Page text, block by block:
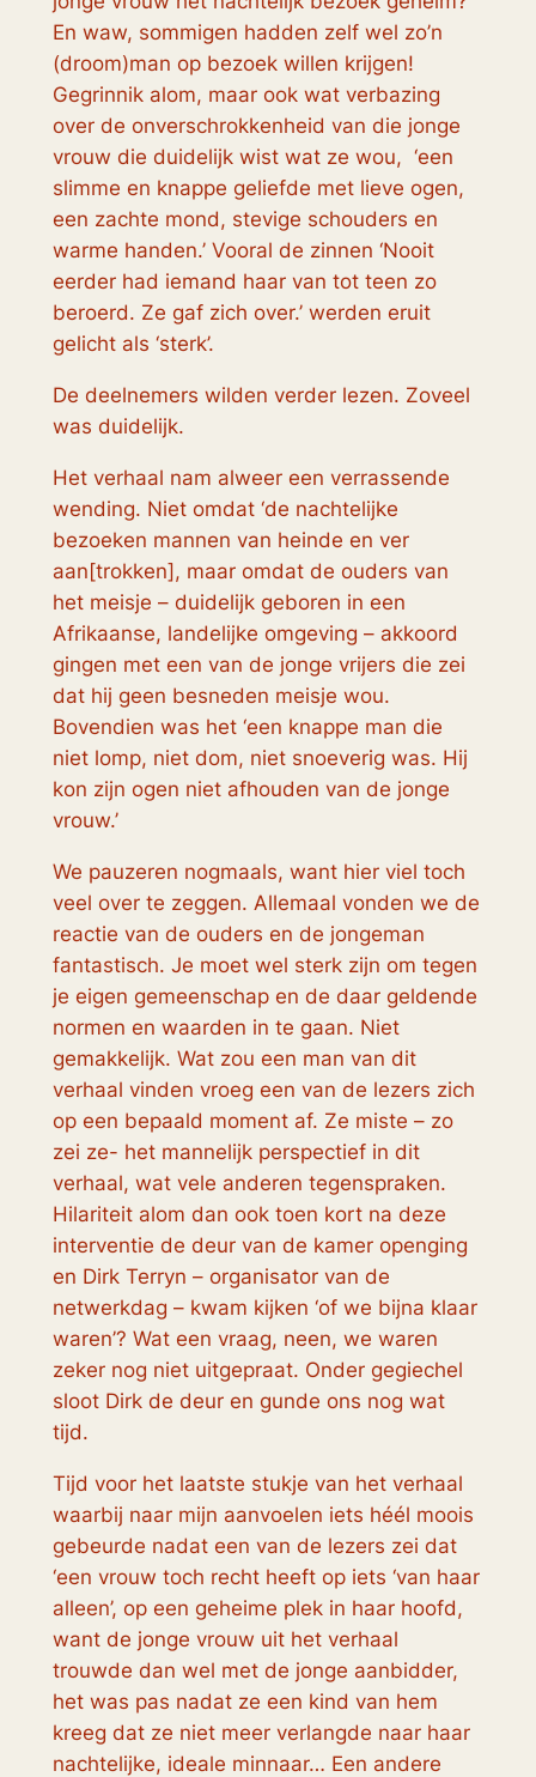
En waw, sommigen hadden zelf wel zo’n
(droom)man op bezoek willen krijgen!
Gegrinnik alom, maar ook wat verbazing
over de onverschrokkenheid van die jonge
vrouw die duidelijk wist wat ze wou, ‘een
slimme en knappe geliefde met lieve ogen,
een zachte mond, stevige schouders en
warme handen.’ Vooral de zinnen ‘Nooit
eerder had iemand haar van tot teen zo
beroerd. Ze gaf zich over.’ werden eruit
gelicht als ‘sterk’.
De deelnemers wilden verder lezen. Zoveel
was duidelijk.
Het verhaal nam alweer een verrassende
wending. Niet omdat ‘de nachtelijke
bezoeken mannen van heinde en ver
aan[trokken], maar omdat de ouders van
het meisje – duidelijk geboren in een
Afrikaanse, landelijke omgeving – akkoord
gingen met een van de jonge vrijers die zei
dat hij geen besneden meisje wou.
Bovendien was het ‘een knappe man die
niet lomp, niet dom, niet snoeverig was. Hij
kon zijn ogen niet afhouden van de jonge
vrouw.’
We pauzeren nogmaals, want hier viel toch
veel over te zeggen. Allemaal vonden we de
reactie van de ouders en de jongeman
fantastisch. Je moet wel sterk zijn om tegen
je eigen gemeenschap en de daar geldende
normen en waarden in te gaan. Niet
gemakkelijk. Wat zou een man van dit
verhaal vinden vroeg een van de lezers zich
op een bepaald moment af. Ze miste – zo
zei ze- het mannelijk perspectief in dit
verhaal, wat vele anderen tegenspraken.
Hilariteit alom dan ook toen kort na deze
interventie de deur van de kamer openging
en Dirk Terryn – organisator van de
netwerkdag – kwam kijken ‘of we bijna klaar
waren’? Wat een vraag, neen, we waren
zeker nog niet uitgepraat. Onder gegiechel
sloot Dirk de deur en gunde ons nog wat
tijd.
Tijd voor het laatste stukje van het verhaal
waarbij naar mijn aanvoelen iets héél moois
gebeurde nadat een van de lezers zei dat
‘een vrouw toch recht heeft op iets ‘van haar
alleen’, op een geheime plek in haar hoofd,
want de jonge vrouw uit het verhaal
trouwde dan wel met de jonge aanbidder,
het was pas nadat ze een kind van hem
kreeg dat ze niet meer verlangde naar haar
nachtelijke, ideale minnaar… Een andere